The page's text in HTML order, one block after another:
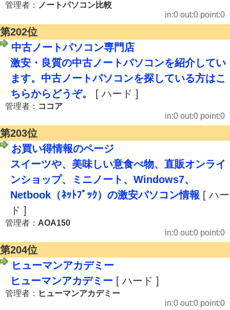
管理者：
ノートパソコン比較
in:0 out:0 point:0
第202位
中古ノートパソコン専門店
激安・良質の中古ノートパソコンを紹介してい
ます。中古ノートパソコンを探している方はこ
ちらからどうぞ。
[ ハード ]
管理者： ココア
in:0 out:0 point:0
第203位
お買い得情報のページ
スイーツや、美味しい意食べ物、直販オンライ
ンショップ、ミニノート、Windows7、
Netbook（ﾈｯﾄﾌﾞｯｸ）の激安パソコン情報 [ ハー
ド ]
管理者： AOA150
in:0 out:0 point:0
第204位
ヒューマンアカデミー
ヒューマンアカデミー [ ハード ]
管理者： ヒューマンアカデミー
in:0 out:0 point:0